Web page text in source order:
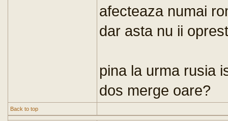
afecteaza numai
dar asta nu ii
pina la urma rusia
dos merge oare?
Back to top